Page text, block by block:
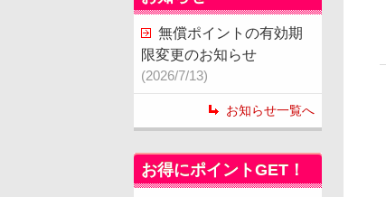
無償ポイントの有効期
限変更のお知らせ
(2026/7/13)
お知らせ一覧へ
お得にポイントGET！